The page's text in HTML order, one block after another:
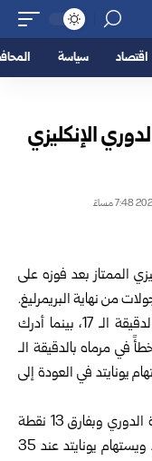
اقتصاد سياسة
الإنكليزي
الممتاز بعد فوزه على
وسجل هدف ليفربول الأول لويس دياز في الدقيقة الـ 17، بينما أدرك
في مرماه بالدقيقة الـ
يونايتد في العودة إلى
ورفع ليفربول رصيده إلى 76 نقطة في صدارة الدوري وبفارق 13 نقطة
عن أقرب منافسيه آرسنال، بينما تجمد رصيد ويستهام يونايتد عند 35